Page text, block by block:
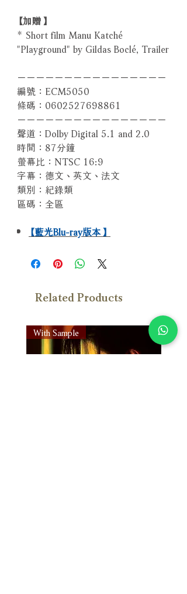
【加贈】
* Short film Manu Katché
"Playground" by Gildas Boclé, Trailer
－－－－－－－－－－－－－－－－
編號：ECM5050
條碼：0602527698861
－－－－－－－－－－－－－－－－
聲道：Dolby Digital 5.1 and 2.0
時間：87分鐘
螢幕比：NTSC 16:9
字幕：德文、英文、法文
類別：紀錄類
區碼：全區
【藍光Blu-ray版本】
Related Products
With Sample With